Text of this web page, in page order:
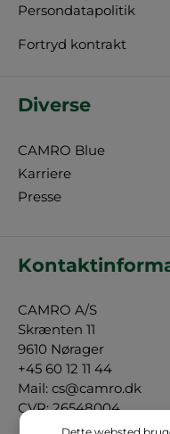
Persondatapolitik
Fortryd kontrakt
Diverse
CAMRO Blue
Karriere
Presse
CAMRO A/S
Skrænten 11
9610 Nørager
+45 60 12 11 44
Mail: cs@camro.dk
CVR: 26548004